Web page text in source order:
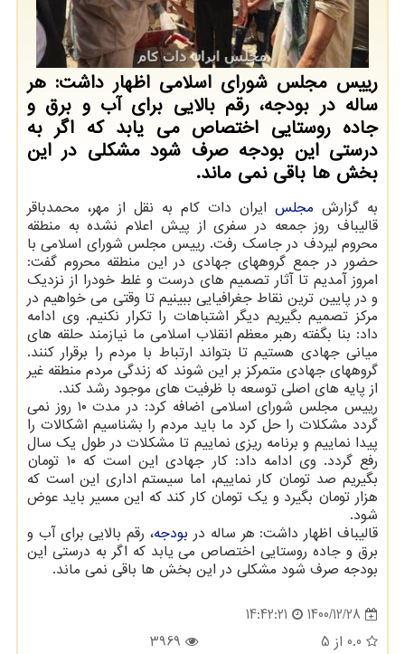
رییس مجلس شورای اسلامی اظهار داشت: هر
ساله در بودجه، رقم بالایی برای آب و برق و
جاده روستایی اختصاص می یابد که اگر به
درستی این بودجه صرف شود مشکلی در این
بخش ها باقی نمی ماند.
به گزارش مجلس ایران دات کام به نقل از مهر، محمدباقر
قالیباف روز جمعه در سفری از پیش اعلام نشده به منطقه
محروم لیردف در جاسک رفت. رییس مجلس شورای اسلامی با
حضور در جمع گروههای جهادی در این منطقه محروم گفت:
امروز آمدیم تا آثار تصمیم های درست و غلط خودرا از نزدیک
و در پایین ترین نقاط جغرافیایی ببینیم تا وقتی می خواهیم در
مرکز تصمیم بگیریم دیگر اشتباهات را تکرار نکنیم. وی ادامه
داد: بنا بگفته رهبر معظم انقلاب اسلامی ما نیازمند حلقه های
میانی جهادی هستیم تا بتواند ارتباط با مردم را برقرار کنند.
گروههای جهادی متمرکز بر این شوند که زندگی مردم منطقه غیر
از پایه های اصلی توسعه با ظرفیت های موجود رشد کند.
رییس مجلس شورای اسلامی اضافه کرد: در مدت ۱۰ روز نمی
گردد مشکلات را حل کرد ما باید مردم را بشناسیم اشکالات را
پیدا نماییم و برنامه ریزی نماییم تا مشکلات در طول یک سال
رفع گردد. وی ادامه داد: کار جهادی این است که ۱۰ تومان
بگیریم صد تومان کار نماییم، اما سیستم اداری این است که
هزار تومان بگیرد و یک تومان کار کند که این مسیر باید عوض
شود.
قالیباف اظهار داشت: هر ساله در بودجه، رقم بالایی برای آب و
برق و جاده روستایی اختصاص می یابد که اگر به درستی این
بودجه صرف شود مشکلی در این بخش ها باقی نمی ماند.
1400/12/28
14:42:21
0.0 از 5
3969